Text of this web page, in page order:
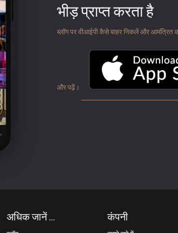
भीड़ प्राप्त करता है
ब्लॉग पर वीआईपी कैसे बाहर निकलें और आमंत्रित
और पढ़ें।
अधिक जानें ... कंपनी